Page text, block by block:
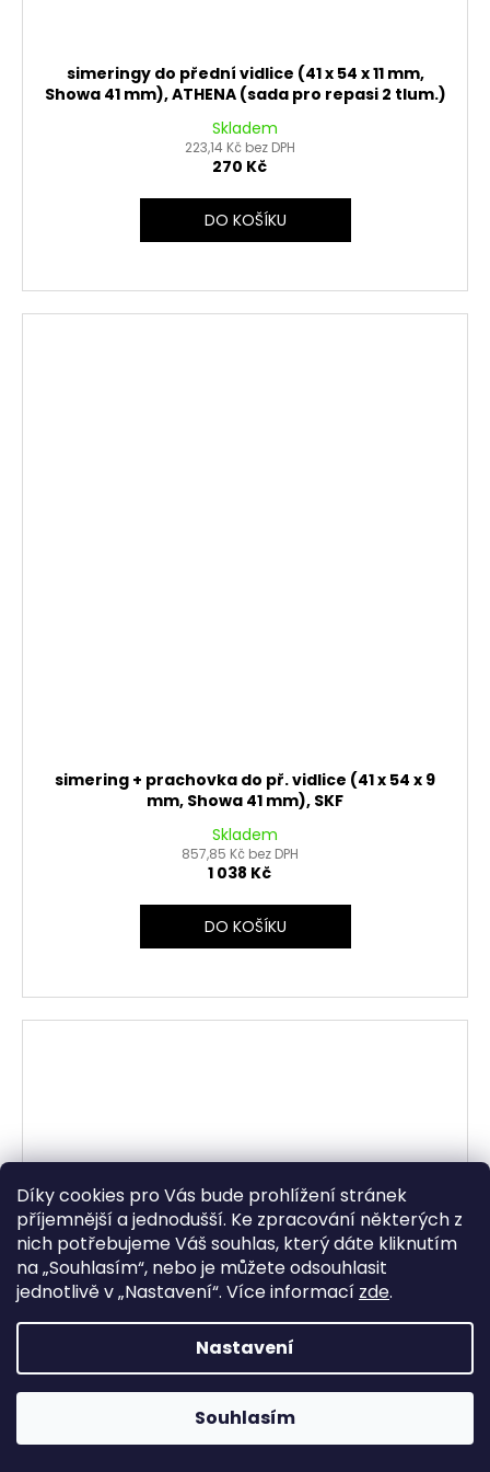
Díky cookies pro Vás bude prohlížení stránek
příjemnější a jednodušší. Ke zpracování některých z
nich potřebujeme Váš souhlas, který dáte kliknutím
na „Souhlasím“, nebo je můžete odsouhlasit
jednotlivě v „Nastavení“. Více informací zde.
Nastavení
Souhlasím
simeringy do přední vidlice (41 x 54 x 11 mm,
Showa 41 mm), ATHENA (sada pro repasi 2 tlum.)
Skladem
223,14 Kč bez DPH
270 Kč
DO KOŠÍKU
simering + prachovka do př. vidlice (41 x 54 x 9
mm, Showa 41 mm), SKF
Skladem
857,85 Kč bez DPH
1 038 Kč
DO KOŠÍKU